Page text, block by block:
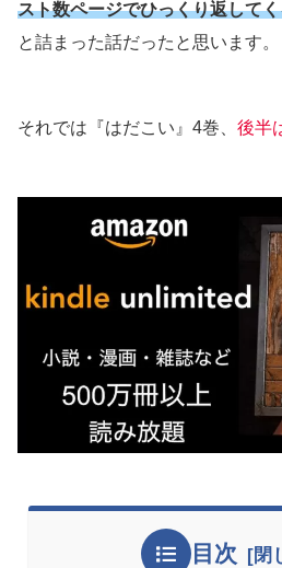
スト数ページでひっくり返して
と詰まった話だったと思います。
それでは『はだこい』4巻、 後半
目次